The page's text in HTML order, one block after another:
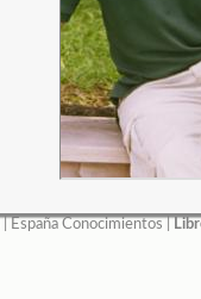
España Conocimientos